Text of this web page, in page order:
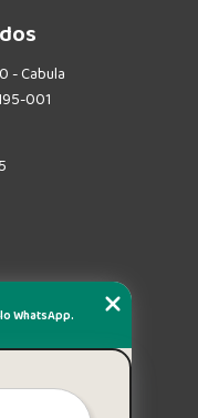
- Cabula
001
WhatsApp.